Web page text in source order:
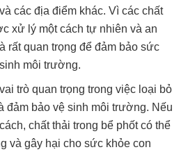
các địa điểm khác. Vì các chất
xử lý một cách tự nhiên và an
rất quan trọng để đảm bảo sức
môi trường.
trò quan trọng trong việc loại bỏ
đảm bảo vệ sinh môi trường. Nếu
chất thải trong bể phốt có thể
và gây hại cho sức khỏe con